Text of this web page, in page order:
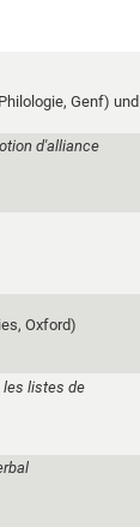
Genf) und
d'alliance
Oxford)
les listes de